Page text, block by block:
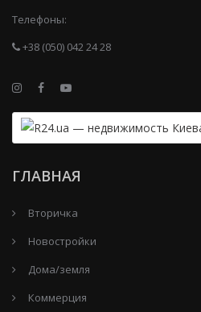
Телефоны:
+38 (050) 042 24 28
ГЛАВНАЯ
Вторичка
Новостройки
Дома/земля
Коммерция